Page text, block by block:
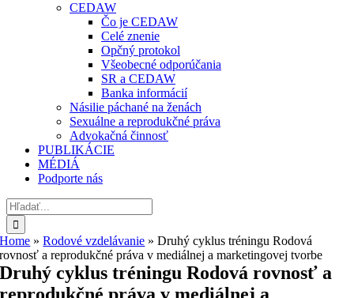
CEDAW
Čo je CEDAW
Celé znenie
Opčný protokol
Všeobecné odporúčania
SR a CEDAW
Banka informácií
Násilie páchané na ženách
Sexuálne a reprodukčné práva
Advokačná činnosť
PUBLIKÁCIE
MÉDIÁ
Podporte nás
Hľadať:
Home »Rodové vzdelávanie »Druhý cyklus tréningu Rodová
rovnosť a reprodukčné práva v mediálnej a marketingovej tvorbe
Druhý cyklus tréningu Rodová rovnosť a